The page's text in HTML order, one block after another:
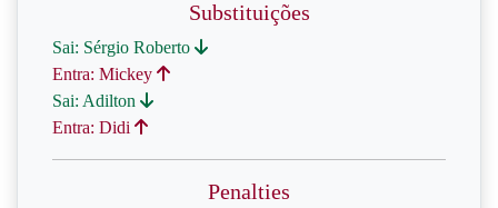
Substituições
Sai: Sérgio Roberto
Entra: Mickey
Sai: Adilton
Entra: Didi
Penalties